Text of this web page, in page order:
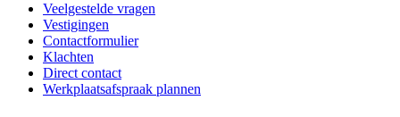
Veelgestelde vragen
Vestigingen
Contactformulier
Klachten
Direct contact
Werkplaatsafspraak plannen